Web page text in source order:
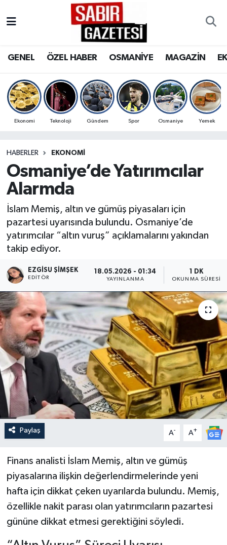
GENEL ÖZEL HABER OSMANİYE MAGAZİN
Ekonomi Teknoloji Gündem Spor Osmaniye Yemek
HABERLER EKONOMI
Osmaniye’de Yatırımcılar
Alarmda
İslam Memiş, altın ve gümüş piyasaları için
pazartesi uyarısında bulundu. Osmaniye’de
yatırımcılar “altın vuruş” açıklamalarını yakından
takip ediyor.
EZGISU ŞIMŞEK
EDITÖR
18.05.2026 - 01:34
YAYINLANMA
1 DK
OKUNMA SÜRESI
Paylaş A- A+
Finans analisti İslam Memiş, altın ve gümüş
piyasalarına ilişkin değerlendirmelerinde yeni
hafta için dikkat çeken uyarılarda bulundu. Memiş,
özellikle nakit parası olan yatırımcıların pazartesi
gününe dikkat etmesi gerektiğini söyledi.
OSMANİYE
MAGAZİN
SPOR
RESMİ İLANLAR
Osmaniye Nöbetçi Eczaneler
Osmaniye Trafik Yoğunluk Haritası
Süper Lig Puan Durumu ve Fikstür
Son Dakika Haberleri
Haber Arşivi